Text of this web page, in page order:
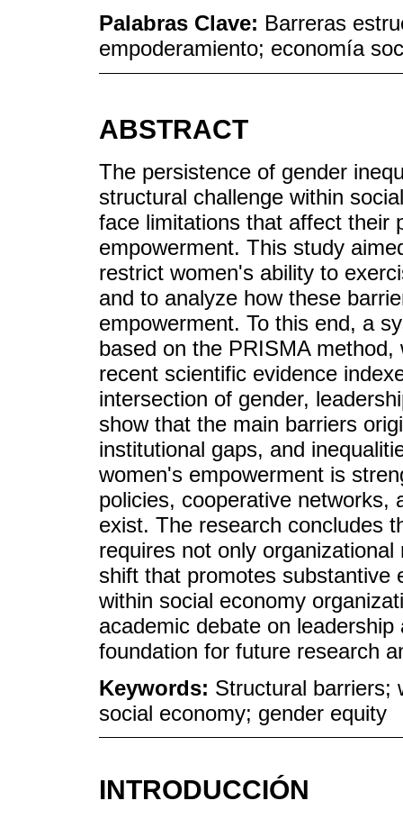
Palabras Clave: Barreras
empoderamiento; economía
ABSTRACT
The persistence of gender
structural challenge within
face limitations that affect their
empowerment. This study
restrict women's ability to
and to analyze how these
empowerment. To this end, a
based on the PRISMA
recent scientific evidence
intersection of gender,
show that the main barriers
institutional gaps, and
women's empowerment is
policies, cooperative networks,
exist. The research concludes
requires not only
shift that promotes substantive
within social economy
academic debate on
foundation for future research
Keywords: Structural barriers;
social economy; gender equity
INTRODUCCIÓN